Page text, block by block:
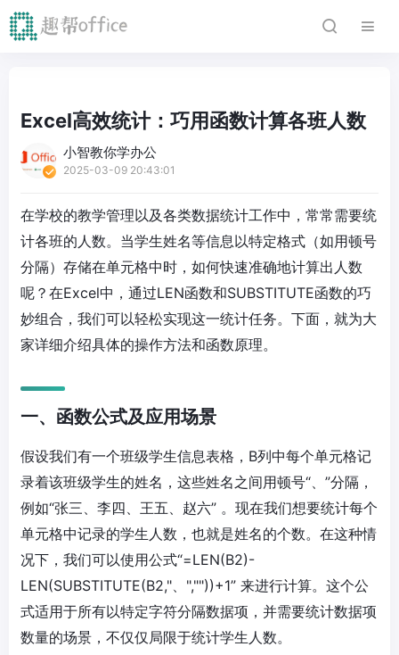
Excel高效统计：巧用函数计算各班人数
小智教你学办公
2025-03-09 20:43:01
在学校的教学管理以及各类数据统计工作中，常常需要统
计各班的人数。当学生姓名等信息以特定格式（如用顿号
分隔）存储在单元格中时，如何快速准确地计算出人数
呢？在Excel中，通过LEN函数和SUBSTITUTE函数的巧
妙组合，我们可以轻松实现这一统计任务。下面，就为大
家详细介绍具体的操作方法和函数原理。
一、函数公式及应用场景
假设我们有一个班级学生信息表格，B列中每个单元格记
录着该班级学生的姓名，这些姓名之间用顿号“、”分隔，
例如“张三、李四、王五、赵六” 。现在我们想要统计每个
单元格中记录的学生人数，也就是姓名的个数。在这种情
况下，我们可以使用公式“=LEN(B2)-
LEN(SUBSTITUTE(B2,"、",""))+1” 来进行计算。这个公
式适用于所有以特定字符分隔数据项，并需要统计数据项
数量的场景，不仅仅局限于统计学生人数。